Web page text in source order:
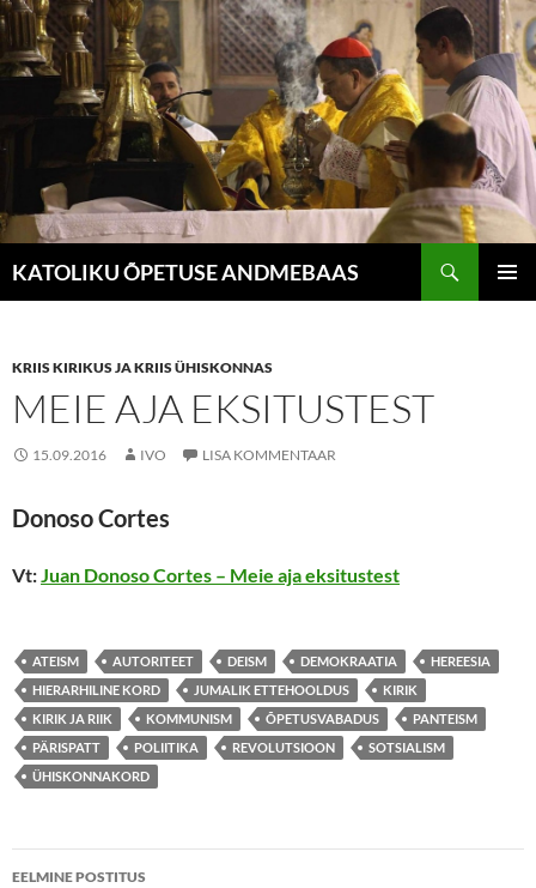
Liigu
sisu
juurde
KATOLIKU ÕPETUSE ANDMEBAAS
KRIIS KIRIKUS JA KRIIS ÜHISKONNAS
MEIE AJA EKSITUSTEST
15.09.2016 IVO LISA KOMMENTAAR
Donoso Cortes
Vt: Juan Donoso Cortes – Meie aja eksitustest
ATEISM AUTORITEET DEISM DEMOKRAATIA
HEREESIA
HIERARHILINE KORD
JUMALIK ETTEHOOLDUS
KIRIK
KIRIK JA RIIK
KOMMUNISM ÕPETUSVABADUS
PANTEISM
PÄRISPATT
POLIITIKA REVOLUTSIOON
SOTSIALISM
ÜHISKONNAKORD
Postituste
EELMINE POSTITUS